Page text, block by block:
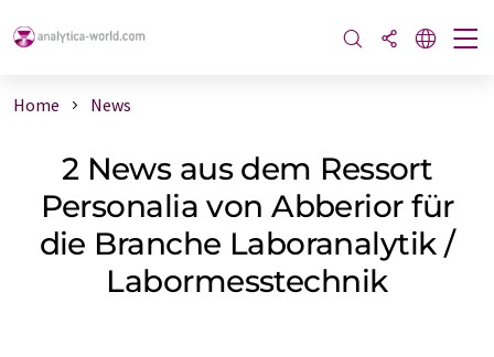
Home News
2 News aus dem Ressort
Personalia von Abberior für
die Branche Laboranalytik /
Labormesstechnik